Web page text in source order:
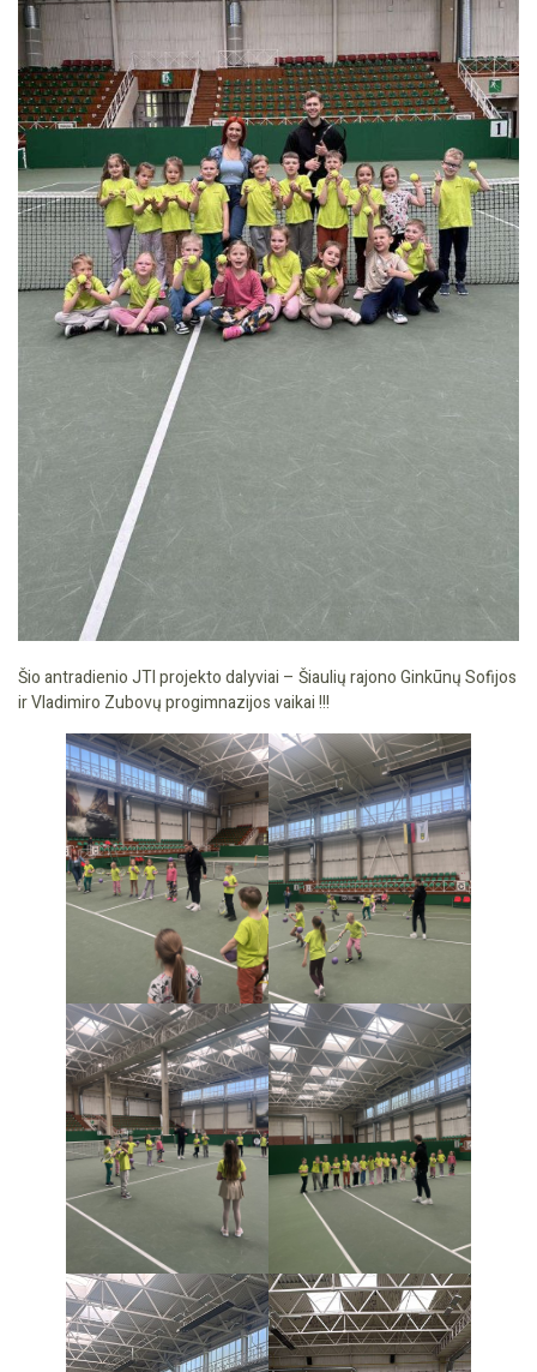
Šio antradienio JTI projekto dalyviai – Šiaulių rajono Ginkūnų Sofijos
ir Vladimiro Zubovų progimnazijos vaikai !!!